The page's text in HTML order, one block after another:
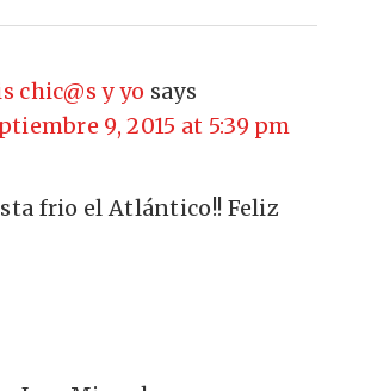
chic@s y yo says
9, 2015 at 5:39 pm
frio el Atlántico!! Feliz